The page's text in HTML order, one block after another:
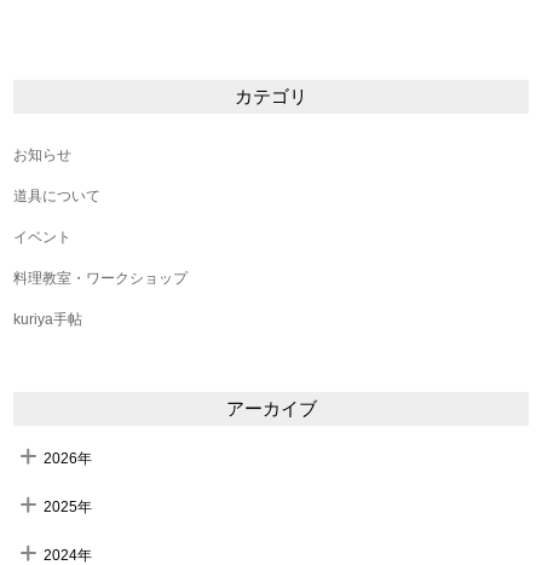
カテゴリ
お知らせ
道具について
イベント
料理教室・ワークショップ
kuriya手帖
アーカイブ
2026年
2025年
2024年